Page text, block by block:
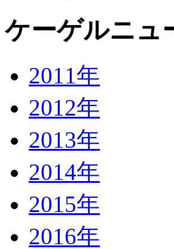
ケーゲルニュ
2011年
2012年
2013年
2014年
2015年
2016年